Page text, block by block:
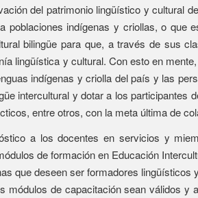
del patrimonio lingüístico y cultural
poblaciones indígenas y criollas, o que
bilingüe para que, a través de sus
lingüística y cultural. Con esto en
indígenas y criolla del país y las
intercultural y dotar a los participantes
entre otros, con la meta última de
a los docentes en servicios y
de formación en Educación
que deseen ser formadores
módulos de capacitación sean válidos y